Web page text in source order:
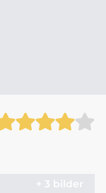
+ 3 bilder